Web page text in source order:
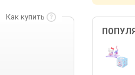
Как купить